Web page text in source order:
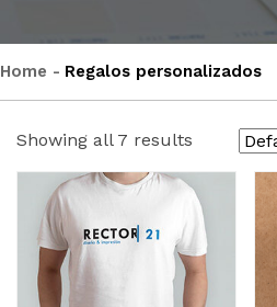
Home Regalos personalizados
Showing all 7 results